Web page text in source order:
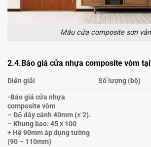
Mẫu cửa composite sơn
2.4.Báo giá cửa nhựa composite vòm
Diễn giải Số lượng (bộ)
-Báo giá cửa nhựa
composite vòm
– Độ dày cánh 40mm (± 2).
– Khung bao: 45 x 100
+ Hệ 90mm áp dụng tường
(90 – 110mm)